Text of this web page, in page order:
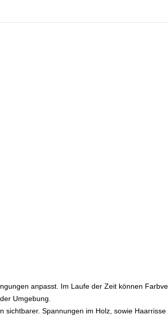
anpasst. Im Laufe der Zeit können
Umgebung.
Spannungen im Holz, sowie